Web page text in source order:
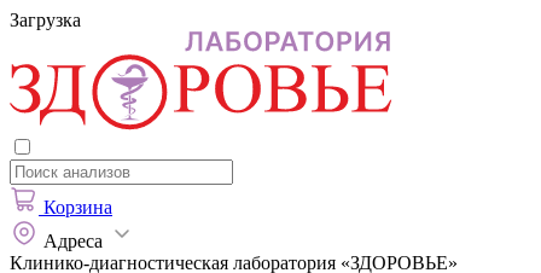
Загрузка
Корзина
Адреса
Клинико-диагностическая лаборатория «ЗДОРОВЬЕ»